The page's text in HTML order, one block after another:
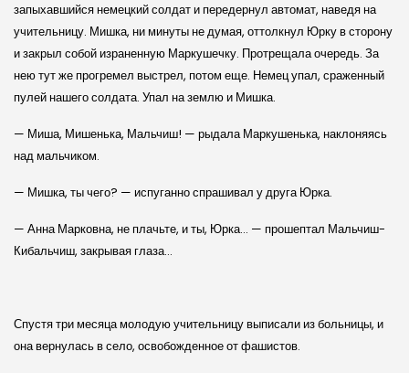
запыхавшийся немецкий солдат и передернул автомат, наведя на
учительницу. Мишка, ни минуты не думая, оттолкнул Юрку в сторону
и закрыл собой израненную Маркушечку. Протрещала очередь. За
нею тут же прогремел выстрел, потом еще. Немец упал, сраженный
пулей нашего солдата. Упал на землю и Мишка.
— Миша, Мишенька, Мальчиш! — рыдала Маркушенька, наклоняясь
над мальчиком.
— Мишка, ты чего? — испуганно спрашивал у друга Юрка.
— Анна Марковна, не плачьте, и ты, Юрка… — прошептал Мальчиш-
Кибальчиш, закрывая глаза…
Спустя три месяца молодую учительницу выписали из больницы, и
она вернулась в село, освобожденное от фашистов.